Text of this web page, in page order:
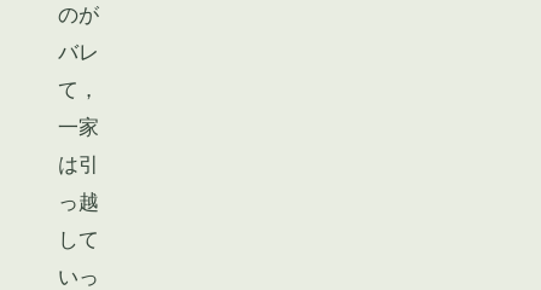
のが
バレ
て，
一家
は引
っ越
して
いっ